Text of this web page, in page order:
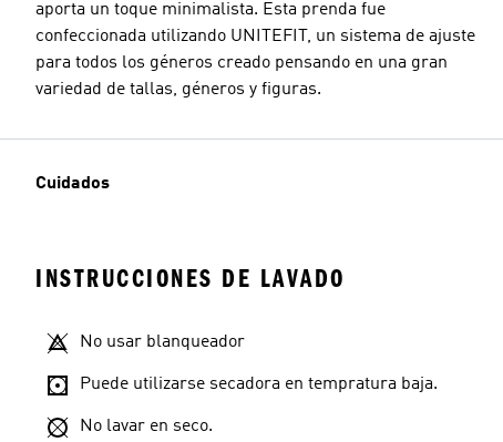
aporta un toque minimalista. Esta prenda fue
confeccionada utilizando UNITEFIT, un sistema de ajuste
para todos los géneros creado pensando en una gran
variedad de tallas, géneros y figuras.
Cuidados
INSTRUCCIONES DE LAVADO
No usar blanqueador
Puede utilizarse secadora en tempratura baja.
No lavar en seco.